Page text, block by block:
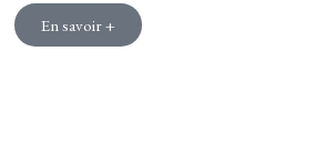
En savoir +